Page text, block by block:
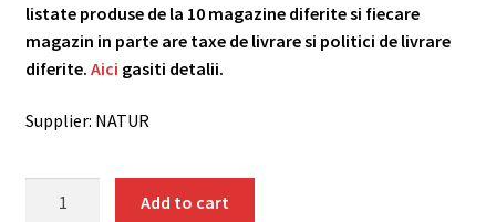
listate produse de la 10 magazine diferite si fiecare
magazin in parte are taxe de livrare si politici de livrare
diferite. Aici gasiti detalii.
Supplier: NATUR
Add to cart